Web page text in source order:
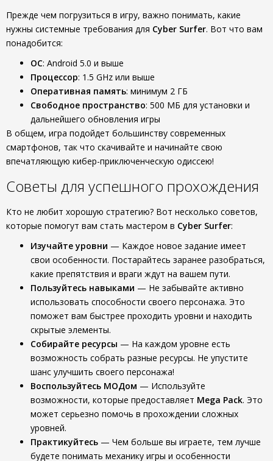
Прежде чем погрузиться в игру, важно понимать, какие
нужны системные требования для Cyber Surfer. Вот что вам
понадобится:
ОС: Android 5.0 и выше
Процессор: 1.5 GHz или выше
Оперативная память: минимум 2 ГБ
Свободное пространство: 500 МБ для установки и
дальнейшего обновления игры
В общем, игра подойдет большинству современных
смартфонов, так что скачивайте и начинайте свою
впечатляющую кибер-приключенческую одиссею!
Советы для успешного прохождения
Кто не любит хорошую стратегию? Вот несколько советов,
которые помогут вам стать мастером в Cyber Surfer:
Изучайте уровни — Каждое новое задание имеет
свои особенности. Постарайтесь заранее разобраться,
какие препятствия и враги ждут на вашем пути.
Пользуйтесь навыками — Не забывайте активно
использовать способности своего персонажа. Это
поможет вам быстрее проходить уровни и находить
скрытые элементы.
Собирайте ресурсы — На каждом уровне есть
возможность собрать разные ресурсы. Не упустите
шанс улучшить своего персонажа!
Воспользуйтесь МОДом — Используйте
возможности, которые предоставляет Mega Pack. Это
может серьезно помочь в прохождении сложных
уровней.
Практикуйтесь — Чем больше вы играете, тем лучше
будете понимать механику игры и особенности